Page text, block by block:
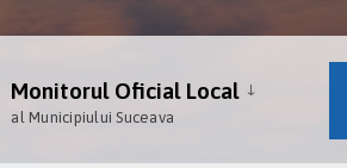
Monitorul Oficial Local
al Municipiului Suceava